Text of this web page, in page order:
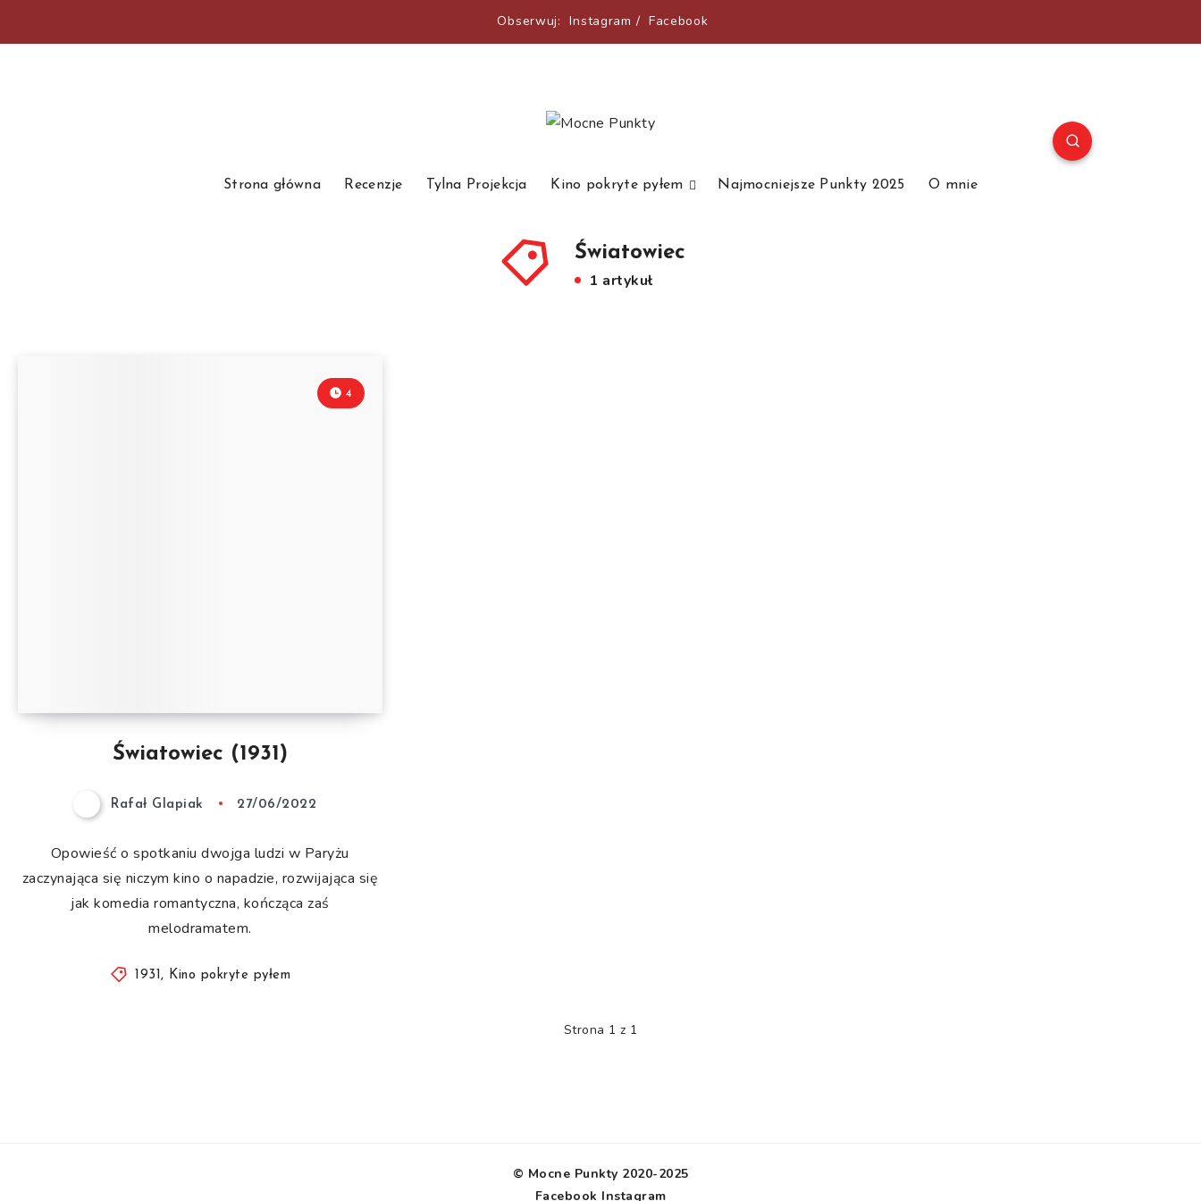
Obserwuj: Instagram / Facebook
Strona główna Recenzje Tylna Projekcja Kino pokryte pyłem Najmocniejsze Punkty 2025 O mnie
Światowiec
1 artykuł
Światowiec (1931)
4
Rafał Glapiak 27/06/2022
Opowieść o spotkaniu dwojga ludzi w Paryżu
zaczynająca się niczym kino o napadzie, rozwijająca się
jak komedia romantyczna, kończąca zaś
melodramatem.
1931, Kino pokryte pyłem
Strona 1 z 1
© Mocne Punkty 2020-2025
Facebook Instagram